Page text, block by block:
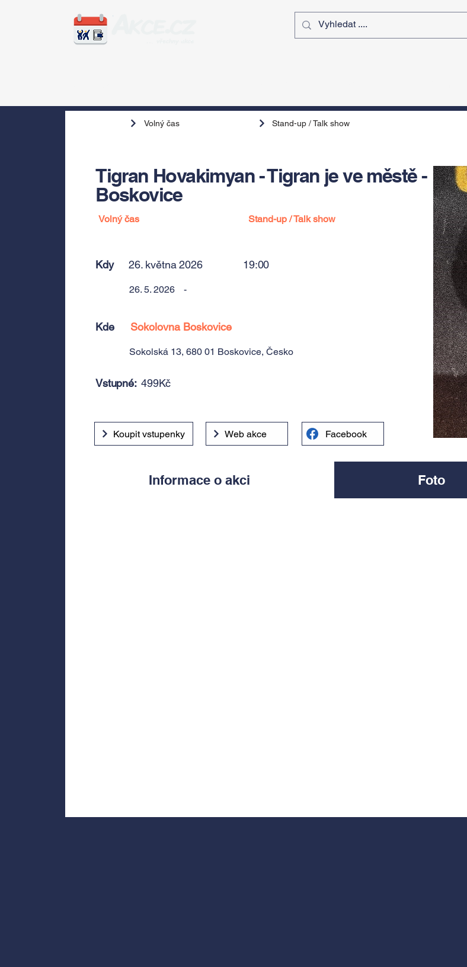
Volný čas Stand-up / Talk show
Tigran Hovakimyan - Tigran je ve městě -
Boskovice
Volný čas Stand-up / Talk show
Kdy 26. května 2026 19:00
26. 5. 2026 -
Kde Sokolovna Boskovice
Sokolská 13, 680 01 Boskovice, Česko
Vstupné: 499Kč
Koupit vstupenky Web akce Facebook
Informace o akci Foto